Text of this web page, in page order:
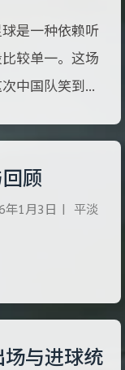
是一种依赖听
较单一。这场
中国队笑到了
和对其他国家
顾
年1月3日
平淡
与进球统